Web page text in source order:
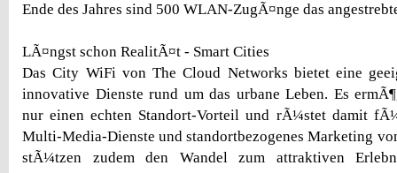
Ende des Jahres sind 500 WLAN-ZugÃ¤nge das
LÃ¤ngst schon RealitÃ¤t - Smart Cities
Das City WiFi von The Cloud Networks bietet eine
innovative Dienste rund um das urbane Leben. Es
nur einen echten Standort-Vorteil und rÃ¼stet damit
Multi-Media-Dienste und standortbezogenes Marketing
stÃ¼tzen zudem den Wandel zum attraktiven